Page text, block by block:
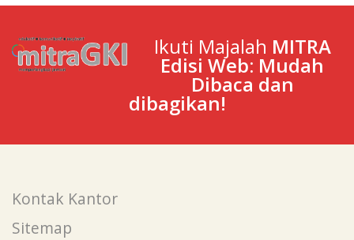
Ikuti Majalah MITRA
Edisi Web: Mudah
Dibaca dan
dibagikan!
Kontak Kantor
Sitemap